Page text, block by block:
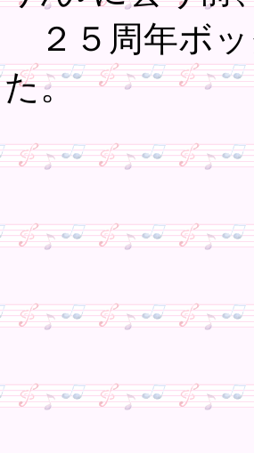
２５周年ボッ
。